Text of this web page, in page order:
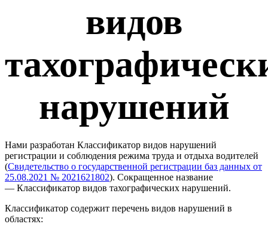
видов
нарушений
Нами разработан Классификатор видов нарушений
регистрации и соблюдения режима труда и отдыха водителей
(Свидетельство о государственной регистрации баз данных от
25.08.2021 № 2021621802). Сокращенное название
— Классификатор видов тахографических нарушений.
Классификатор содержит перечень видов нарушений в
областях: